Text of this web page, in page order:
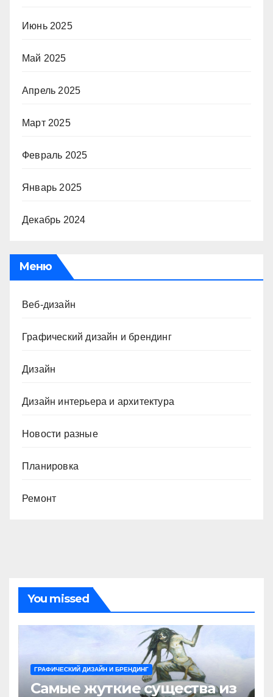
Июнь 2025
Май 2025
Апрель 2025
Март 2025
Февраль 2025
Январь 2025
Декабрь 2024
Меню
Веб-дизайн
Графический дизайн и брендинг
Дизайн
Дизайн интерьера и архитектура
Новости разные
Планировка
Ремонт
You missed
ГРАФИЧЕСКИЙ ДИЗАЙН И БРЕНДИНГ
Самые жуткие существа из